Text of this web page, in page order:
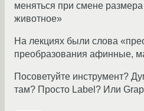
меняться при смене
животное»
На лекциях были слова
преобразования афинные,
Посоветуйте инструмент?
там? Просто Label? Или